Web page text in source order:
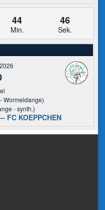
44
Min.
46
Sek.
Wormeldange)
- synth.)
FC KOEPPCHEN